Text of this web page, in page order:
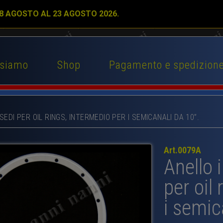
AGOSTO AL 23 AGOSTO 2026.
Shop Pagamento e
PER OIL RINGS, INTERMEDIO PER I SEMICANALI DA 10”.
Art.0079A
Anello
per oil
i